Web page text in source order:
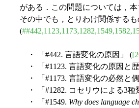
がある．この問題については，
その中でも，とりわけ関係する
(
・ 「#442. 言語変化の原因」 (
・ 「#1123. 言語変化の原因と
・ 「#1173. 言語変化の必然と
・ 「#1282. コセリウによる3
・ 「#1549. Why does language